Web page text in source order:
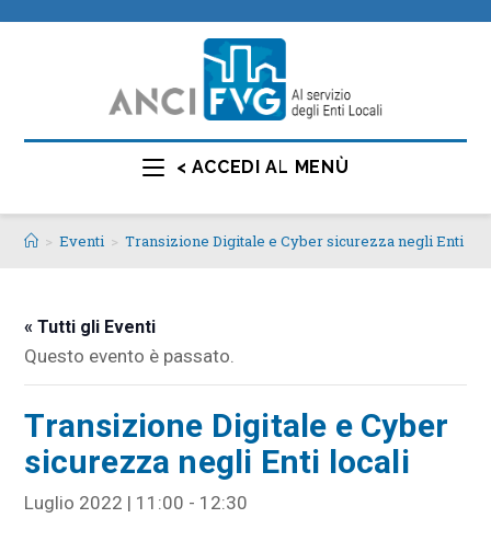
< ACCEDI AL MENÙ
> Eventi > Transizione Digitale e Cyber sicurezza negli Enti
« Tutti gli Eventi
Questo evento è passato.
Transizione Digitale e Cyber
sicurezza negli Enti locali
Luglio 2022 | 11:00 - 12:30